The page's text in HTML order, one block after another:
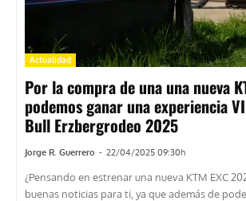
Actualidad
Por la compra de una una nueva
podemos ganar una experiencia
Bull Erzbergrodeo 2025
Jorge R. Guerrero - 22/04/2025 09:30h
¿Pensando en estrenar una nueva KTM EXC
buenas noticias para ti, ya que además de